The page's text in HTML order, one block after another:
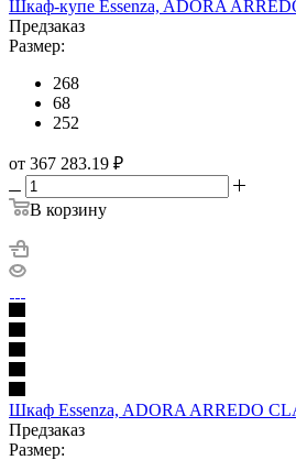
Шкаф-купе Essenza, ADORA
Предзаказ
Размер:
268
68
252
от 367 283.19 ₽
В корзину
Шкаф Essenza, ADORA ARREDO
Предзаказ
Размер: